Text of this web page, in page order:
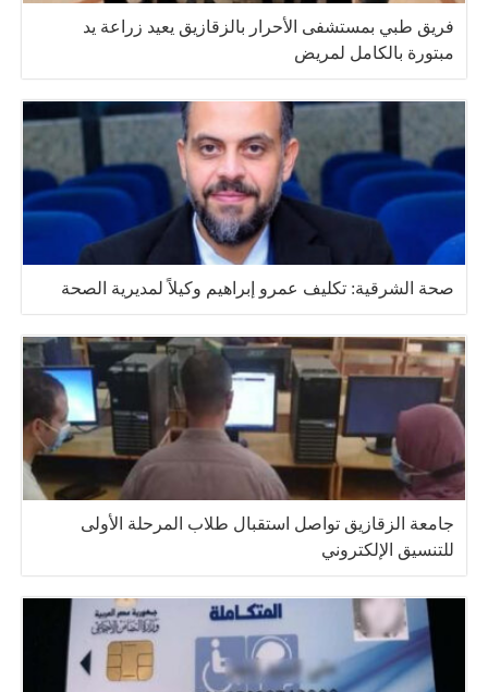
فريق طبي بمستشفى الأحرار بالزقازيق يعيد زراعة يد
مبتورة بالكامل لمريض
صحة الشرقية: تكليف عمرو إبراهيم وكيلاً لمديرية الصحة
جامعة الزقازيق تواصل استقبال طلاب المرحلة الأولى
للتنسيق الإلكتروني